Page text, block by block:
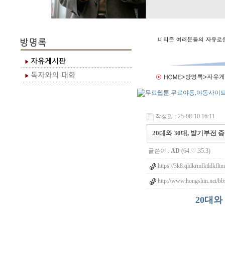
작성일 : 25-08-10 16:11
20대와 30대, 발기부전
글쓴이 : AD (64.♡.35.3)
https://
http://www.hongshin.net/
20대